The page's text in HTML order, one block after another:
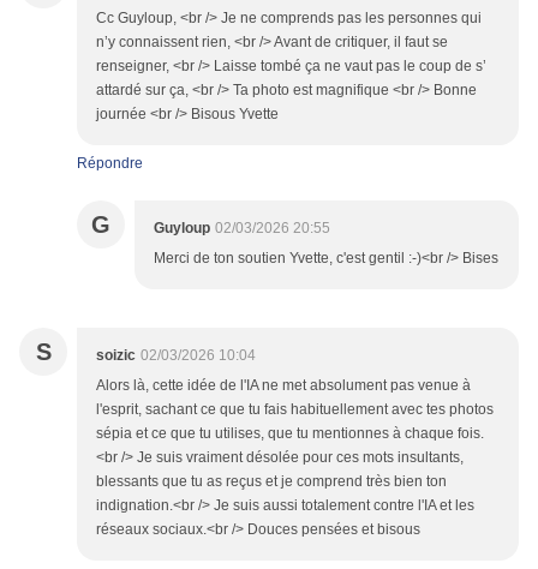
Cc Guyloup, <br /> Je ne comprends pas les personnes qui
n’y connaissent rien, <br /> Avant de critiquer, il faut se
renseigner, <br /> Laisse tombé ça ne vaut pas le coup de s’
attardé sur ça, <br /> Ta photo est magnifique <br /> Bonne
journée <br /> Bisous Yvette
Répondre
G Guyloup 02/03/2026 20:55
Merci de ton soutien Yvette, c'est gentil :-)<br /> Bises
S soizic 02/03/2026 10:04
Alors là, cette idée de l'IA ne met absolument pas venue à
l'esprit, sachant ce que tu fais habituellement avec tes photos
sépia et ce que tu utilises, que tu mentionnes à chaque fois.
<br /> Je suis vraiment désolée pour ces mots insultants,
blessants que tu as reçus et je comprend très bien ton
indignation.<br /> Je suis aussi totalement contre l'IA et les
réseaux sociaux.<br /> Douces pensées et bisous